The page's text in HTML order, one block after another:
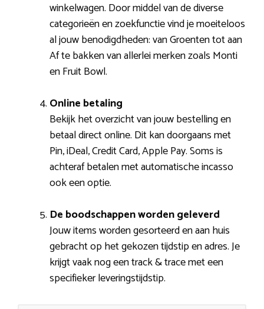
winkelwagen. Door middel van de diverse
categorieën en zoekfunctie vind je moeiteloos
al jouw benodigdheden: van Groenten tot aan
Af te bakken van allerlei merken zoals Monti
en Fruit Bowl.
Online betaling
Bekijk het overzicht van jouw bestelling en
betaal direct online. Dit kan doorgaans met
Pin, iDeal, Credit Card, Apple Pay. Soms is
achteraf betalen met automatische incasso
ook een optie.
De boodschappen worden geleverd
Jouw items worden gesorteerd en aan huis
gebracht op het gekozen tijdstip en adres. Je
krijgt vaak nog een track & trace met een
specifieker leveringstijdstip.